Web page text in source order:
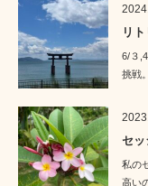
リ
6/３
挑戦
セッ
私の
高い